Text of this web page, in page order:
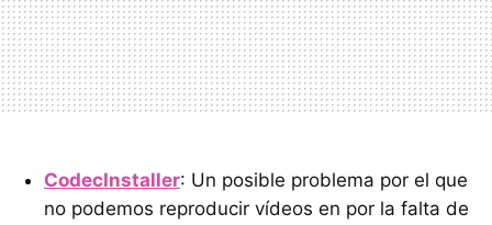
CodecInstaller: Un posible problema por el que
no podemos reproducir vídeos en por la falta de